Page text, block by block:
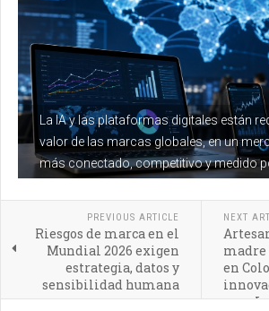
La IA y las plataformas digitales están
valor de las marcas globales, en un
más conectado, competitivo y medido
PREVIOUS ARTICLE
Riesgos de marca en el
Mundial 2026 exigen
estrategia, datos y
sensibilidad humana
NEXT
madre
en
para